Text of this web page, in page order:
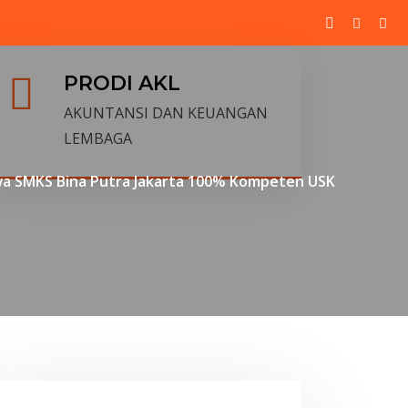
SMKS Bina Putra Jakarta 100% Kompeten USK
PRODI AKL
AKUNTANSI DAN KEUANGAN
LEMBAGA